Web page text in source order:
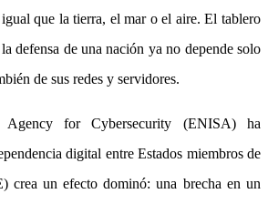
que la tierra, el mar o el aire. El tablero
defensa de una nación ya no depende solo
de sus redes y servidores.
for Cybersecurity (ENISA) ha
digital entre Estados miembros de
crea un efecto dominó: una brecha en un